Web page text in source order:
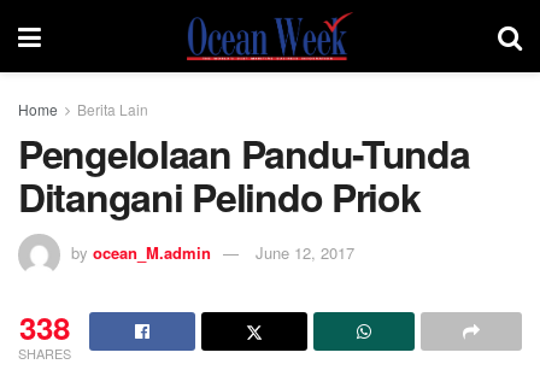
Home Berita Lain
Pengelolaan Pandu-Tunda
Ditangani Pelindo Priok
by ocean_M.admin June 12, 2017
338
SHARES